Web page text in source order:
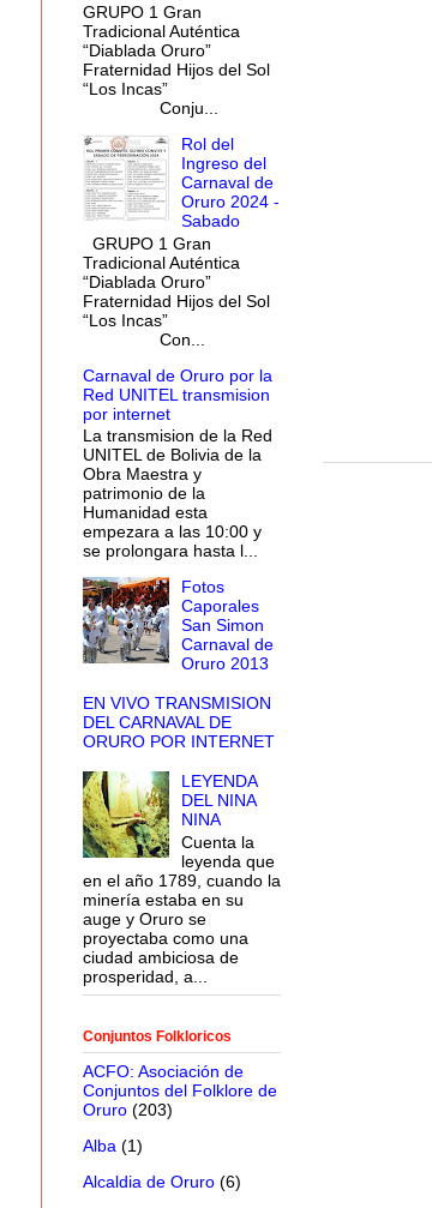
GRUPO 1 Gran
Tradicional Auténtica
“Diablada Oruro”
Fraternidad Hijos del Sol
“Los Incas”
Conju...
Rol del
Ingreso del
Carnaval de
Oruro 2024 -
Sabado
GRUPO 1 Gran
Tradicional Auténtica
“Diablada Oruro”
Fraternidad Hijos del Sol
“Los Incas”
Con...
Carnaval de Oruro por la
Red UNITEL transmision
por internet
La transmision de la Red
UNITEL de Bolivia de la
Obra Maestra y
patrimonio de la
Humanidad esta
empezara a las 10:00 y
se prolongara hasta l...
Fotos
Caporales
San Simon
Carnaval de
Oruro 2013
EN VIVO TRANSMISION
DEL CARNAVAL DE
ORURO POR INTERNET
LEYENDA
DEL NINA
NINA
Cuenta la
leyenda que
en el año 1789, cuando la
minería estaba en su
auge y Oruro se
proyectaba como una
ciudad ambiciosa de
prosperidad, a...
Conjuntos Folkloricos
ACFO: Asociación de
Conjuntos del Folklore de
Oruro (203)
Alba (1)
Alcaldia de Oruro (6)